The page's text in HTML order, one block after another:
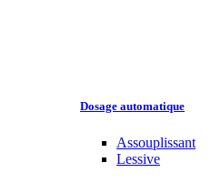
Dosage automatique
Assouplissant
Lessive